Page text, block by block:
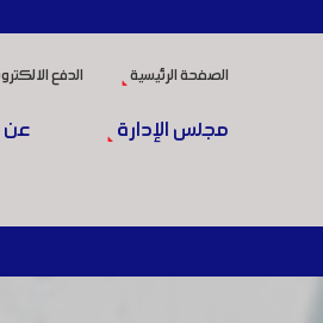
الصفحة الرئيسية الدفع
مجلس الإدارة عن